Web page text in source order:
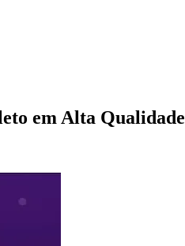
em Alta Qualidade